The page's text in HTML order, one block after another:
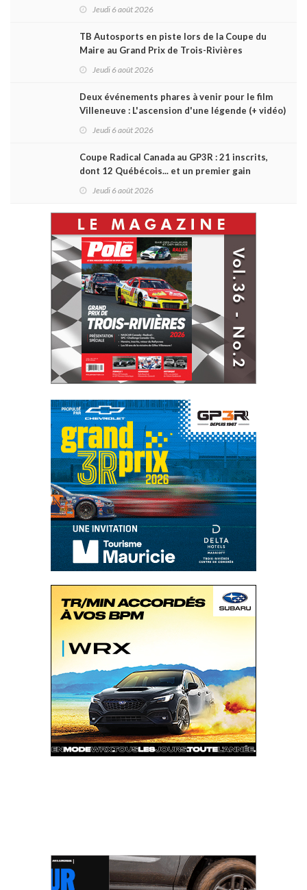
Jeudi 6 août 2026
TB Autosports en piste lors de la Coupe du
Maire au Grand Prix de Trois-Rivières
Jeudi 6 août 2026
Deux événements phares à venir pour le film
Villeneuve : L'ascension d'une légende (+ vidéo)
Jeudi 6 août 2026
Coupe Radical Canada au GP3R : 21 inscrits,
dont 12 Québécois... et un premier gain
Jeudi 6 août 2026